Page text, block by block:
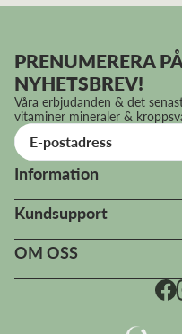
PRENUMERERA
NYHETSBREV!
Våra erbjudanden & det
vitaminer mineraler &
Information
Kundsupport
OM OSS